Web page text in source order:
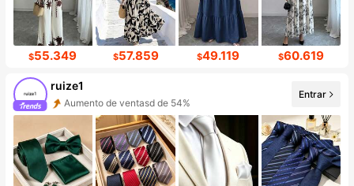
$55.349 $57.859 $49.119 $60.619
ruize1
Aumento de ventasd de 54%
Entrar